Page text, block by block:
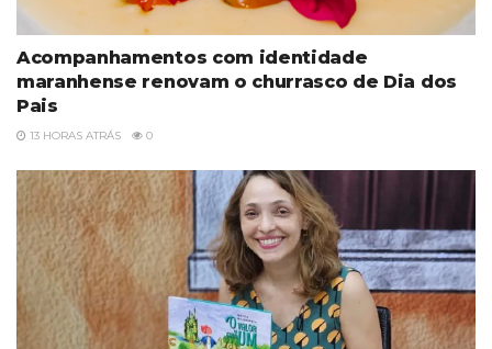
Acompanhamentos com identidade
maranhense renovam o churrasco de Dia dos
Pais
13 HORAS ATRÁS 0